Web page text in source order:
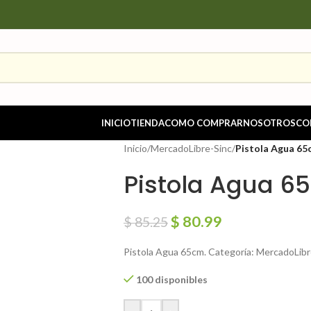
INICIOTIENDACOMO COMPRARNOSOTROS
Inicio/MercadoLibre-Sinc/Pistola Agua
Pistola Agua
$85.25$ 80.99
Pistola Agua 65cm. Categoría:
100 disponibles